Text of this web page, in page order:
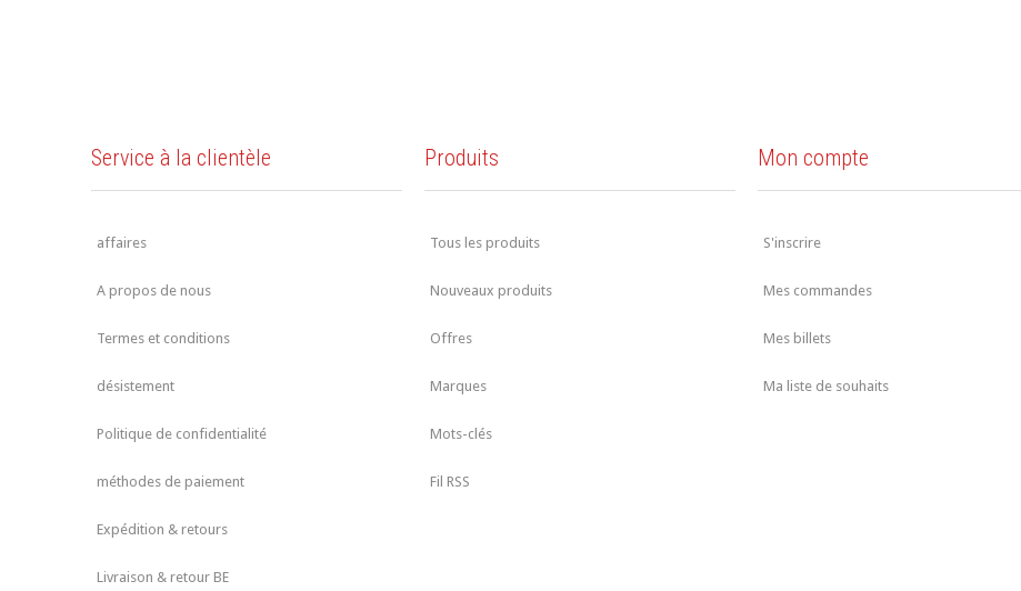
Service à la clientèle
affaires
A propos de nous
Termes et conditions
désistement
Politique de confidentialité
méthodes de paiement
Expédition & retours
Livraison & retour BE
Produits
Tous les produits
Nouveaux produits
Offres
Marques
Mots-clés
Fil RSS
Mon compte
S'inscrire
Mes commandes
Mes billets
Ma liste de souhaits